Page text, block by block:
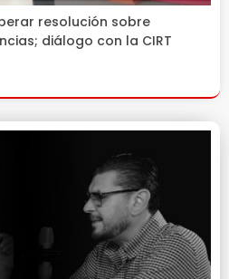
resolución sobre
diálogo con la CIRT